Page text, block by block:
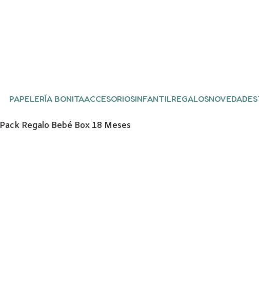
PAPELERÍA BONITAACCESORIOSINFANTILREGALOSNOVEDADES
Pack Regalo Bebé Box 18 Meses